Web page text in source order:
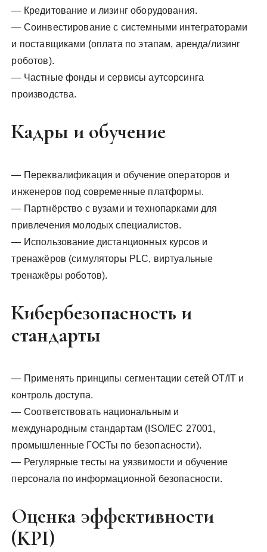
— Кредитование и лизинг оборудования.
— Соинвестирование с системными интеграторами
и поставщиками (оплата по этапам, аренда/лизинг
роботов).
— Частные фонды и сервисы аутсорсинга
производства.
Кадры и обучение
— Переквалификация и обучение операторов и
инженеров под современные платформы.
— Партнёрство с вузами и технопарками для
привлечения молодых специалистов.
— Использование дистанционных курсов и
тренажёров (симуляторы PLC, виртуальные
тренажёры роботов).
Кибербезопасность и
стандарты
— Применять принципы сегментации сетей OT/IT и
контроль доступа.
— Соответствовать национальным и
международным стандартам (ISO/IEC 27001,
промышленные ГОСТы по безопасности).
— Регулярные тесты на уязвимости и обучение
персонала по информационной безопасности.
Оценка эффективности
(KPI)